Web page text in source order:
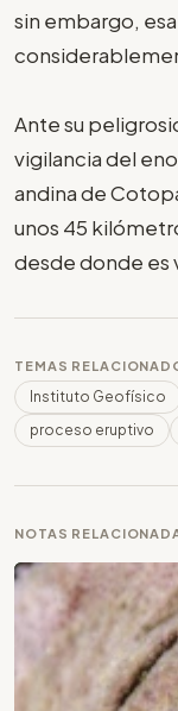
sin embargo,
Ante su
vigilancia del
andina de
unos 45
desde donde es
TEMAS
Instituto Geofísico
proceso eruptivo
NOTAS